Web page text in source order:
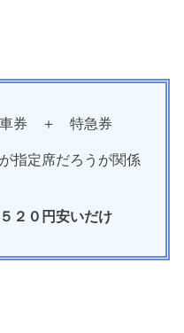
券 ＋ 特急券
指定席だろうが関係
２０円安いだけ